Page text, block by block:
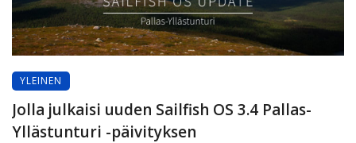
YLEINEN
Jolla julkaisi uuden Sailfish OS 3.4 Pallas-
Yllästunturi -päivityksen